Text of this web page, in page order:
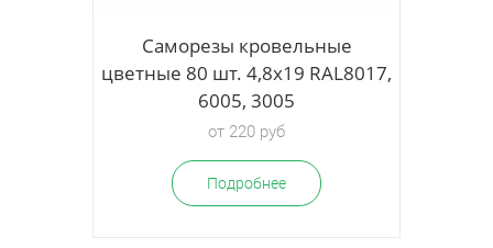
Саморезы кровельные
цветные 80 шт. 4,8х19 RAL8017,
6005, 3005
от 220 руб
Подробнее